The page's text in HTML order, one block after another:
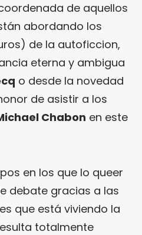
de aquellos
abordando los
de la autoficcion,
eterna y ambigua
o desde la novedad
de asistir a los
Chabon en este
en los que lo queer
debate gracias a las
que está viviendo la
totalmente